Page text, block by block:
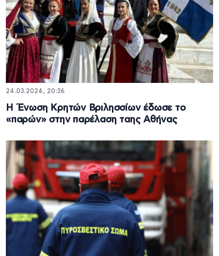
24.03.2024, 20:36
Η Ένωση Κρητών Βριλησσίων έδωσε το
«παρών» στην παρέλαση ταης Αθήνας